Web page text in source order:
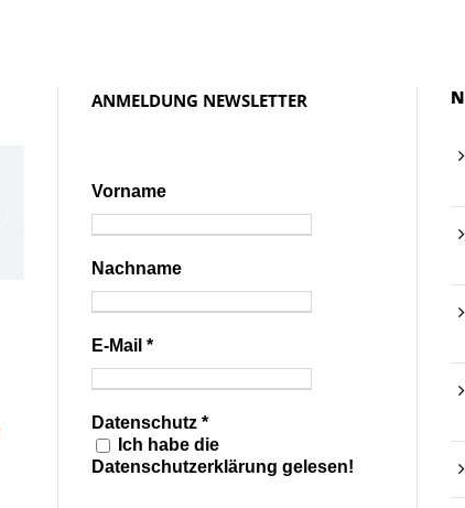
ANMELDUNG NEWSLETTER
Vorname
Nachname
E-Mail *
Datenschutz *
Ich habe die
Datenschutzerklärung gelesen!